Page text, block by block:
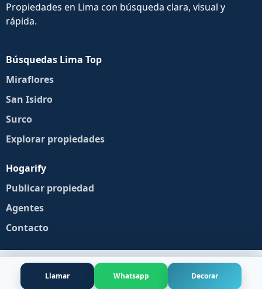
Propiedades en Lima con búsqueda clara, visual y
rápida.
Búsquedas Lima Top
Miraflores
San Isidro
Surco
Explorar propiedades
Hogarify
Publicar propiedad
Agentes
Contacto
Llamar Whatsapp Decorar